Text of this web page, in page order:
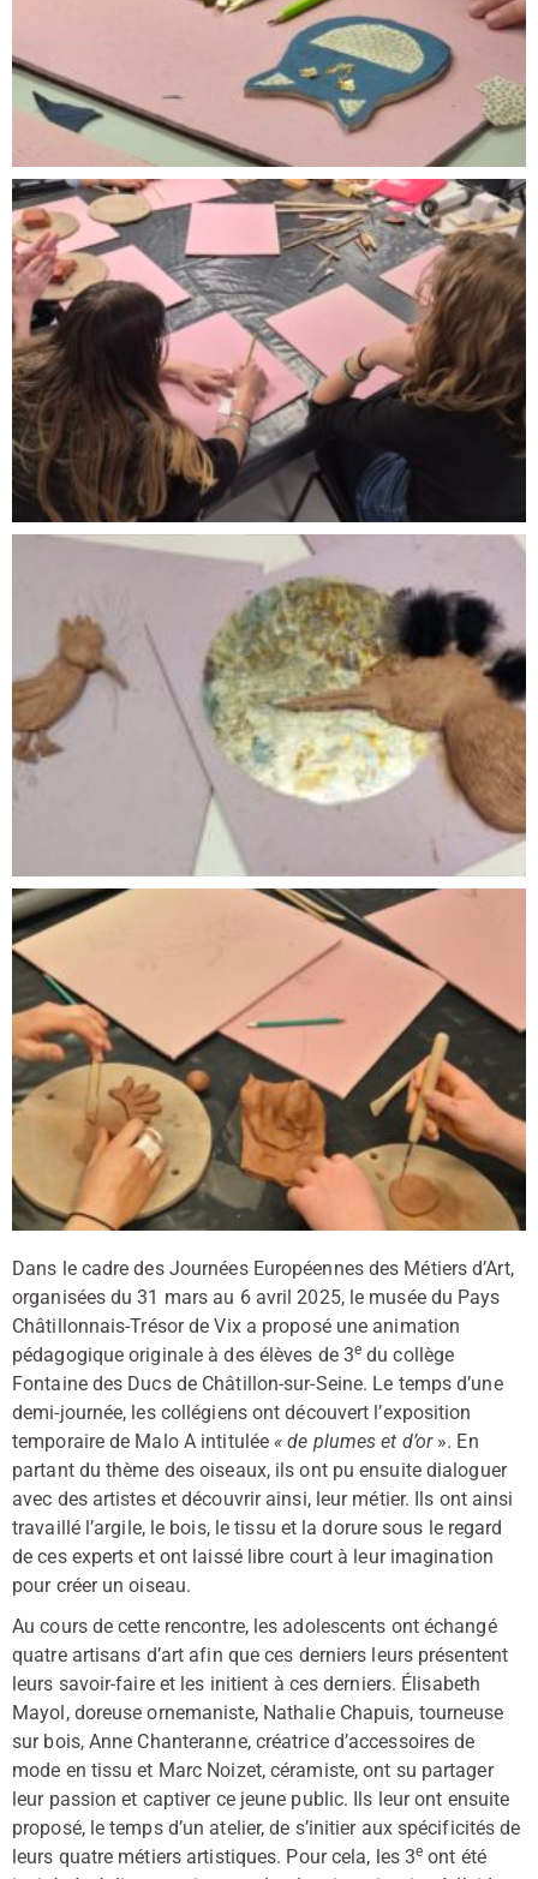
Dans le cadre des Journées Européennes des Métiers d’Art,
organisées du 31 mars au 6 avril 2025, le musée du Pays
Châtillonnais-Trésor de Vix a proposé une animation
pédagogique originale à des élèves de 3e du collège
Fontaine des Ducs de Châtillon-sur-Seine. Le temps d’une
demi-journée, les collégiens ont découvert l’exposition
temporaire de Malo A intitulée « de plumes et d’or». En
partant du thème des oiseaux, ils ont pu ensuite dialoguer
avec des artistes et découvrir ainsi, leur métier. Ils ont ainsi
travaillé l’argile, le bois, le tissu et la dorure sous le regard
de ces experts et ont laissé libre court à leur imagination
pour créer un oiseau.
Au cours de cette rencontre, les adolescents ont échangé
quatre artisans d’art afin que ces derniers leurs présentent
leurs savoir-faire et les initient à ces derniers. Élisabeth
Mayol, doreuse ornemaniste, Nathalie Chapuis, tourneuse
sur bois, Anne Chanteranne, créatrice d’accessoires de
mode en tissu et Marc Noizet, céramiste, ont su partager
leur passion et captiver ce jeune public. Ils leur ont ensuite
proposé, le temps d’un atelier, de s’initier aux spécificités de
leurs quatre métiers artistiques. Pour cela, les 3e ont été